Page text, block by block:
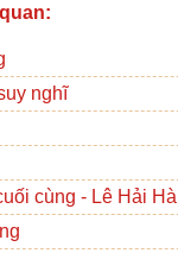
nghĩ
cùng - Lê Hải Hà